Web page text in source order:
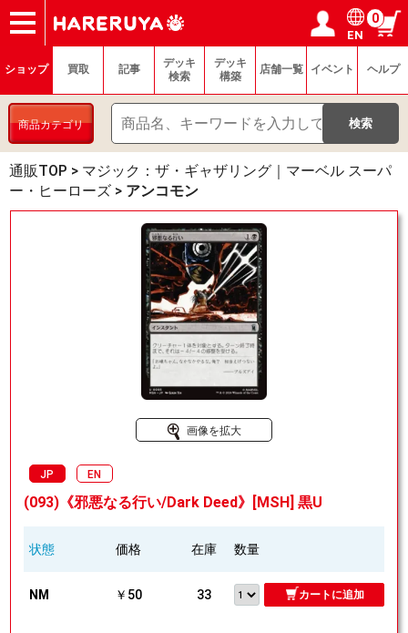
ショップ
買取
記事
デッキ検索
デッキ構築
選手一覧
店舗一覧
イベント
ヘルプ
お問い合わせ ログイン／会員登録
マイページ
EN
0
ショップ 買取 記事
デッキ
検索
デッキ
構築
店舗一覧 イベント ヘルプ
商品カテゴリ
通販TOP > マジック：ザ・ギャザリング｜マーベル スーパ
ー・ヒーローズ > アンコモン
画像を拡大
JP EN
(093)《邪悪なる行い/Dark Deed》[MSH] 黒U
状態 価格 在庫 数量
NM ￥50 33 カートに追加